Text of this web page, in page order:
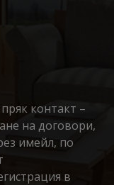
контакт –
на договори,
имейл, по
в